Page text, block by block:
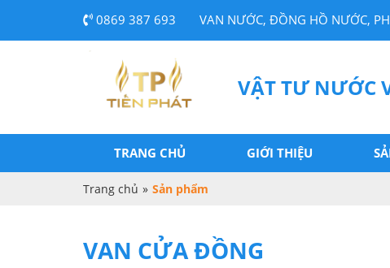
0869 387 693 VAN NƯỚC, ĐỒNG HỒ NƯỚC,
VẬT TƯ NƯỚC
TRANG CHỦ GIỚI THIỆU
Trang chủ » Sản phẩm
VAN CỬA ĐỒNG